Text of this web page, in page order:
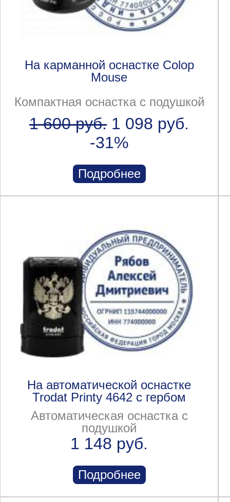
На карманной оснастке Colop
Mouse
Компактная оснастка с подушкой
1 600 руб. 1 098 руб.
-31%
Подробнее
На автоматической оснастке
Trodat Printy 4642 с гербом
Автоматическая оснастка с
подушкой
1 148 руб.
Подробнее